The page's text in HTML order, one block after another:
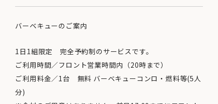
バーベキューのご案内
1日1組限定 完全予約制のサービスです。
ご利用時間／フロント営業時間内（20時まで）
ご利用料金／1台 無料 バーベキューコンロ・燃料等(5人
分)